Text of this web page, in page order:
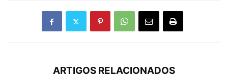
ARTIGOS RELACIONADOS